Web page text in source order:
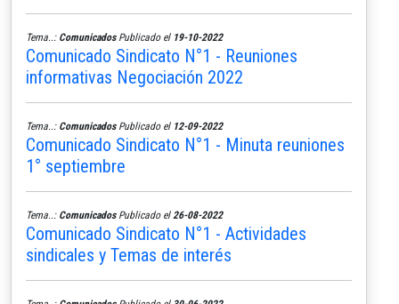
Tema..: ComunicadosPublicado el 19-10-2022
Comunicado Sindicato N°1 - Reuniones
informativas Negociación 2022
Tema..: ComunicadosPublicado el 12-09-2022
Comunicado Sindicato N°1 - Minuta reuniones
1° septiembre
Tema..: ComunicadosPublicado el 26-08-2022
Comunicado Sindicato N°1 - Actividades
sindicales y Temas de interés